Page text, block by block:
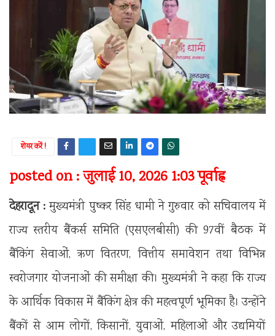
शेयर करें !
posted on : जुलाई 10, 2026 1:03 पूर्वाह्न
देहरादून :मुख्यमंत्री पुष्कर सिंह धामी ने गुरुवार को सचिवालय में
राज्य स्तरीय बैंकर्स समिति (एसएलबीसी) की 97वीं बैठक में
बैंकिंग सेवाओं, ऋण वितरण, वित्तीय समावेशन तथा विभिन्न
स्वरोजगार योजनाओं की समीक्षा की। मुख्यमंत्री ने कहा कि राज्य
के आर्थिक विकास में बैंकिंग क्षेत्र की महत्वपूर्ण भूमिका है। उन्होंने
बैंकों से आम लोगों, किसानों, युवाओं, महिलाओं और उद्यमियों